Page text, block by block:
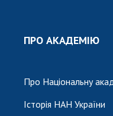
МЕДІА ПРО НАС
АКАДЕМІЯ
ПРО АКАДЕМІЮ
Про Національну
Історія НАН України